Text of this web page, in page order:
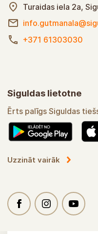
Turaidas iela 2a,
+371 61303030
Siguldas lietotne
Ērts palīgs Siguldas
Uzzināt vairāk